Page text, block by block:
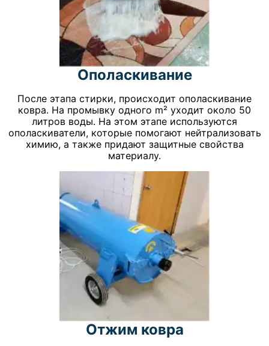
Ополаскивание
После этапа стирки, происходит ополаскивание
ковра. На промывку одного m² уходит около 50
литров воды. На этом этапе используются
ополаскиватели, которые помогают нейтрализовать
химию, а также придают защитные свойства
материалу.
Отжим ковра